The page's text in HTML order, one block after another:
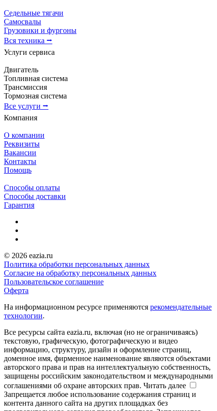
Седельные тягачи
Самосвалы
Грузовики и фургоны
Вся техника ⭢
Услуги сервиса
Двигатель
Топливная система
Трансмиссия
Тормозная система
Все услуги ⭢
Компания
О компании
Реквизиты
Вакансии
Контакты
Помощь
Способы оплаты
Способы доставки
Гарантия
© 2026 eazia.ru
Политика обработки персональных данных
Согласие на обработку персональных данных
Пользовательское соглашение
Оферта
На информационном ресурсе применяются рекомендательные
технологии.
Все ресурсы сайта eazia.ru, включая (но не ограничиваясь)
текстовую, графическую, фотографическую и видео
информацию, структуру, дизайн и оформление страниц,
доменное имя, фирменное наименование являются объектами
авторского права и прав на интеллектуальную собственность,
защищены российским законодательством и международными
соглашениями об охране авторских прав. Читать далее
Запрещается любое использование содержания страниц и
контента данного сайта на других площадках без